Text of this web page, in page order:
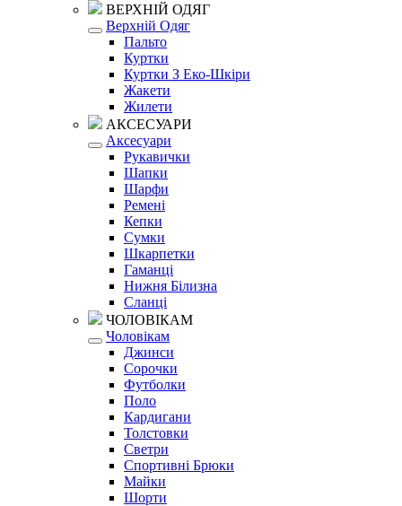
ВЕРХНІЙ ОДЯГ
Верхній Одяг
Пальто
Куртки
Куртки З Еко-Шкіри
Жакети
Жилети
АКСЕСУАРИ
Аксесуари
Рукавички
Шапки
Шарфи
Ремені
Кепки
Сумки
Шкарпетки
Гаманці
Нижня Білизна
Сланці
ЧОЛОВІКАМ
Чоловікам
Джинси
Сорочки
Футболки
Поло
Кардигани
Толстовки
Светри
Спортивні Брюки
Майки
Шорти